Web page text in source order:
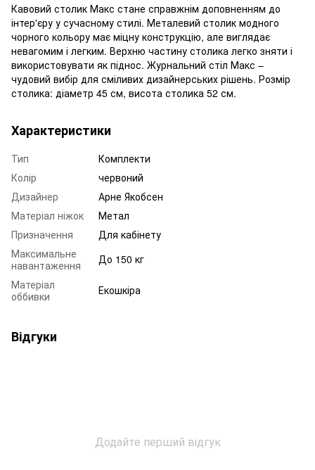
Кавовий столик Макс стане справжнім доповненням до
інтер'єру у сучасному стилі. Металевий столик модного
чорного кольору має міцну конструкцію, але виглядає
невагомим і легким. Верхню частину столика легко зняти і
використовувати як піднос. Журнальний стіл Макс –
чудовий вибір для сміливих дизайнерських рішень. Розмір
столика: діаметр 45 см, висота столика 52 см.
Характеристики
Тип
Комплекти
Колір
червоний
Дизайнер
Арне Якобсен
Матеріал ніжок
Метал
Призначення
Для кабінету
Максимальне
навантаження
До 150 кг
Матеріал
оббивки
Екошкіра
Відгуки
Додайте перший відгук